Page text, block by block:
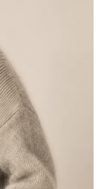
Buckle Boot nero